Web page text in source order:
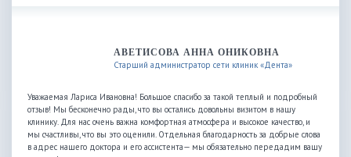
АВЕТИСОВА АННА ОНИКОВНА
Старший администратор сети клиник «Дента»
Уважаемая Лариса Ивановна! Большое спасибо за такой теплый и подробный
отзыв! Мы бесконечно рады, что вы остались довольны визитом в нашу
клинику. Для нас очень важна комфортная атмосфера и высокое качество, и
мы счастливы, что вы это оценили. Отдельная благодарность за добрые слова
в адрес нашего доктора и его ассистента— мы обязательно передадим вашу